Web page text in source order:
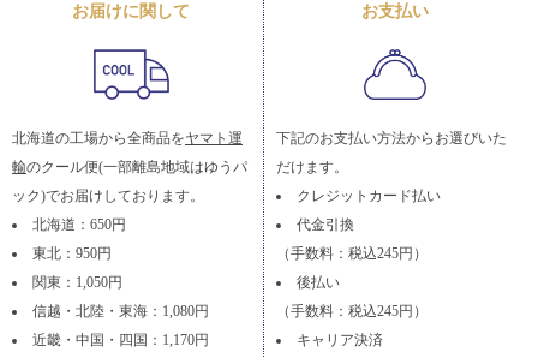
お届けに関して
北海道の工場から全商品をヤマト運
輸のクール便(一部離島地域はゆうパ
ック)でお届けしております。
北海道：650円
東北：950円
関東：1,050円
信越・北陸・東海：1,080円
近畿・中国・四国：1,170円
お支払い
下記のお支払い方法からお選びいた
だけます。
クレジットカード払い
代金引換
（手数料：税込245円）
後払い
（手数料：税込245円）
キャリア決済